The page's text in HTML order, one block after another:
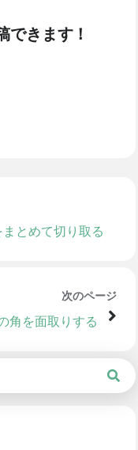
できます！
とめて切り取る
次のページ
角を面取りする